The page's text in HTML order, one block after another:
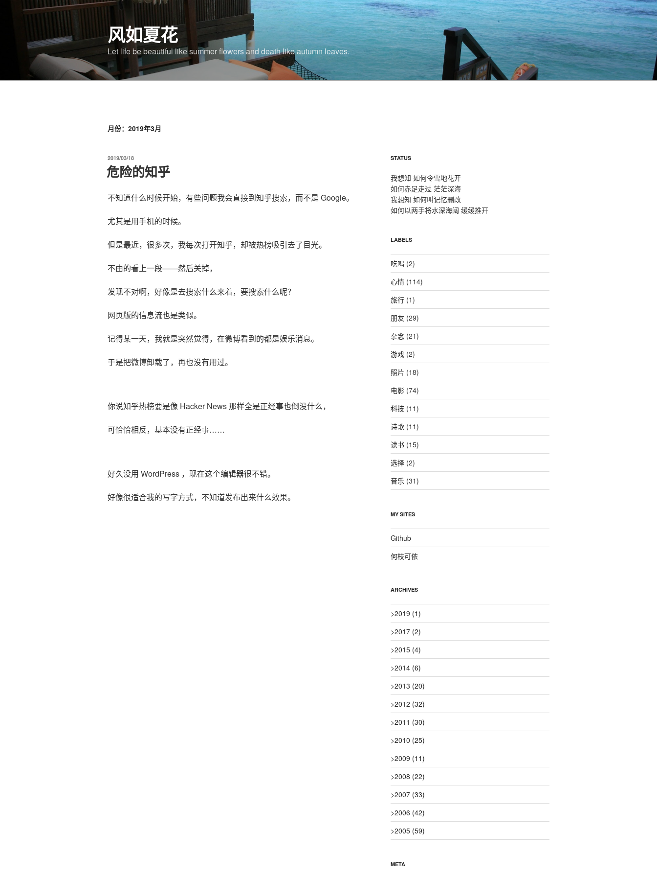
风如夏花
Let life be beautiful like summer flowers and death like autumn leaves.
月份：2019年3月
发
布
于
2019/03/18
危险的知乎
不知道什么时候开始，有些问题我会直接到知乎搜索，而不是 Google。
尤其是用手机的时候。
但是最近，很多次，我每次打开知乎，却被热榜吸引去了目光。
不由的看上一段——然后关掉，
发现不对啊，好像是去搜索什么来着，要搜索什么呢？
网页版的信息流也是类似。
记得某一天，我就是突然觉得，在微博看到的都是娱乐消息。
于是把微博卸载了，再也没有用过。
你说知乎热榜要是像 Hacker News 那样全是正经事也倒没什么，
可恰恰相反，基本没有正经事……
好久没用 WordPress ，现在这个编辑器很不错。
好像很适合我的写字方式，不知道发布出来什么效果。
STATUS
我想知 如何令雪地花开
如何赤足走过 茫茫深海
我想知 如何叫记忆删改
如何以两手将水深海阔 缓缓推开
LABELS
吃喝(2)
心情(114)
旅行(1)
朋友 (29)
杂念(21)
游戏(2)
照片 (18)
电影(74)
科技 (11)
诗歌(11)
读书(15)
选择(2)
音乐 (31)
MY SITES
Github
何枝可依
ARCHIVES
>2019 (1)
>2017 (2)
>2015 (4)
>2014 (6)
>2013 (20)
>2012 (32)
>2011 (30)
>2010 (25)
>2009 (11)
>2008 (22)
>2007 (33)
>2006 (42)
>2005 (59)
META